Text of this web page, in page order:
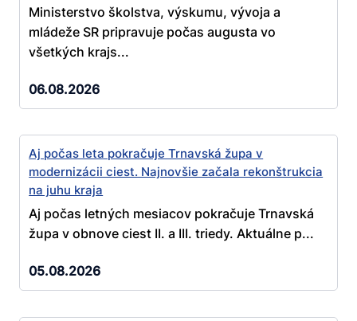
Ministerstvo školstva, výskumu, vývoja a
mládeže SR pripravuje počas augusta vo
všetkých krajs...
06.08.2026
Aj počas leta pokračuje Trnavská župa v
modernizácii ciest. Najnovšie začala rekonštrukcia
na juhu kraja
Aj počas letných mesiacov pokračuje Trnavská
župa v obnove ciest II. a III. triedy. Aktuálne p...
05.08.2026